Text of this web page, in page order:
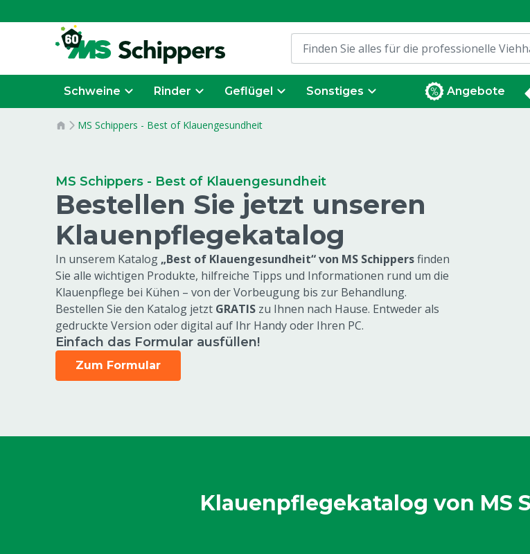
Schweine Rinder Geflügel Sonstiges Angebote
MS Schippers - Best of Klauengesundheit
MS Schippers - Best of Klauengesundheit
Bestellen Sie jetzt unseren
Klauenpflegekatalog
In unserem Katalog „Best of Klauengesundheit“ von MS Schippersfinden
Sie alle wichtigen Produkte, hilfreiche Tipps und Informationen rund um die
Klauenpflege bei Kühen – von der Vorbeugung bis zur Behandlung.
Bestellen Sie den Katalog jetzt GRATIS zu Ihnen nach Hause. Entweder als
gedruckte Version oder digital auf Ihr Handy oder Ihren PC.
Einfach das Formular ausfüllen!
Zum Formular
Klauenpflegekatalog von MS